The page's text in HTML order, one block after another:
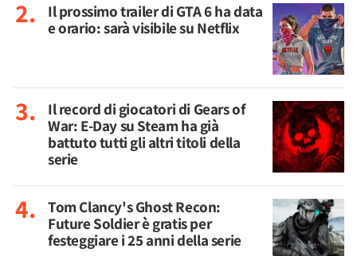
Il prossimo trailer di GTA 6 ha data
e orario: sarà visibile su Netflix
Il record di giocatori di Gears of
War: E-Day su Steam ha già
battuto tutti gli altri titoli della
serie
Tom Clancy's Ghost Recon:
Future Soldier è gratis per
festeggiare i 25 anni della serie